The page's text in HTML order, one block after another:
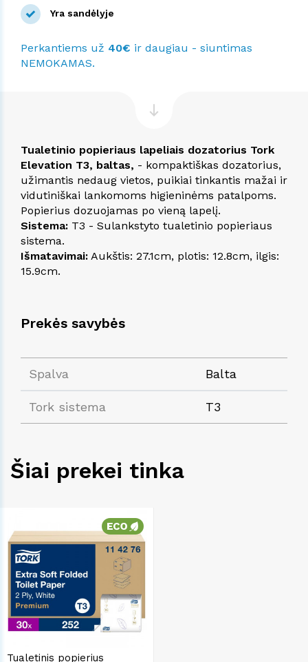
Yra sandėlyje
Perkantiems už 40€ ir daugiau - siuntimas
NEMOKAMAS.
Prekės savybės
Spalva Balta
Tork sistema T3
Tualetinio popieriaus lapeliais dozatorius Tork
Elevation T3, baltas, - kompaktiškas dozatorius,
užimantis nedaug vietos, puikiai tinkantis mažai ir
vidutiniškai lankomoms higieninėms patalpoms.
Popierius dozuojamas po vieną lapelį.
Sistema: T3 - Sulankstyto tualetinio popieriaus
sistema.
Išmatavimai: Aukštis: 27.1cm, plotis: 12.8cm, ilgis:
15.9cm.
Šiai prekei tinka
Tualetinis popierius